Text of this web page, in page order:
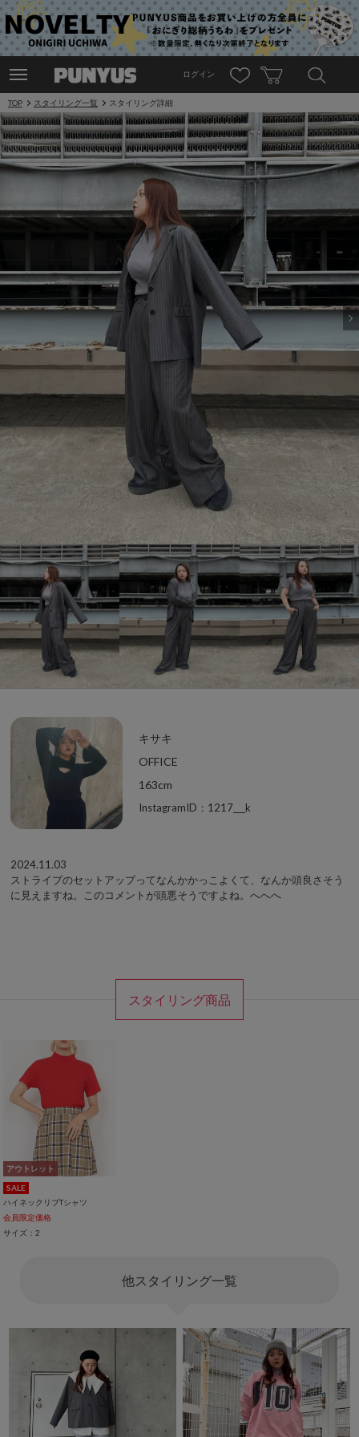
ログイン
TOP スタイリング一覧 スタイリング詳細
キサキ
OFFICE
163cm
InstagramID：1217___k
2024.11.03
ストライプのセットアップってなんかかっこよくて、なんか頭良さそう
に見えますね。このコメントが頭悪そうですよね。へへへ
スタイリング商品
アウトレット
SALE
ハイネックリブTシャツ
会員限定価格
サイズ：2
他スタイリング一覧